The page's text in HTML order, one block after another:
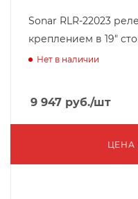
Sonar RLR-22023
креплением в 19"
Нет в наличии
9 947 руб./шт
ЦЕНА